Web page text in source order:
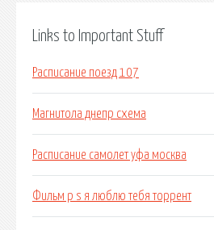
Links to Important Stuff
Расписание поезд 107
Магнитола днепр схема
Расписание самолет уфа москва
Фильм p s я люблю тебя торрент